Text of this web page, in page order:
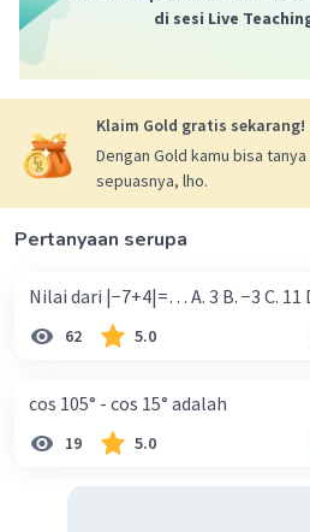
di sesi Live
Klaim Gold gratis sekarang!
Dengan Gold kamu bisa
sepuasnya, lho.
Pertanyaan serupa
Nilai dari |−7+4|=… A. 3 B.
62 5.0
cos 105° - cos 15° adalah
19 5.0